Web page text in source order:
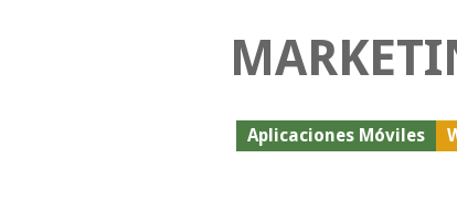
Aplicaciones Móviles